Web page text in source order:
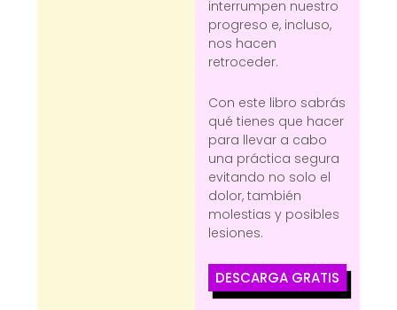
interrumpen nuestro
progreso e, incluso,
nos hacen
retroceder.
Con este libro sabrás
qué tienes que hacer
para llevar a cabo
una práctica segura
evitando no solo el
dolor, también
molestias y posibles
lesiones.
DESCARGA GRATIS